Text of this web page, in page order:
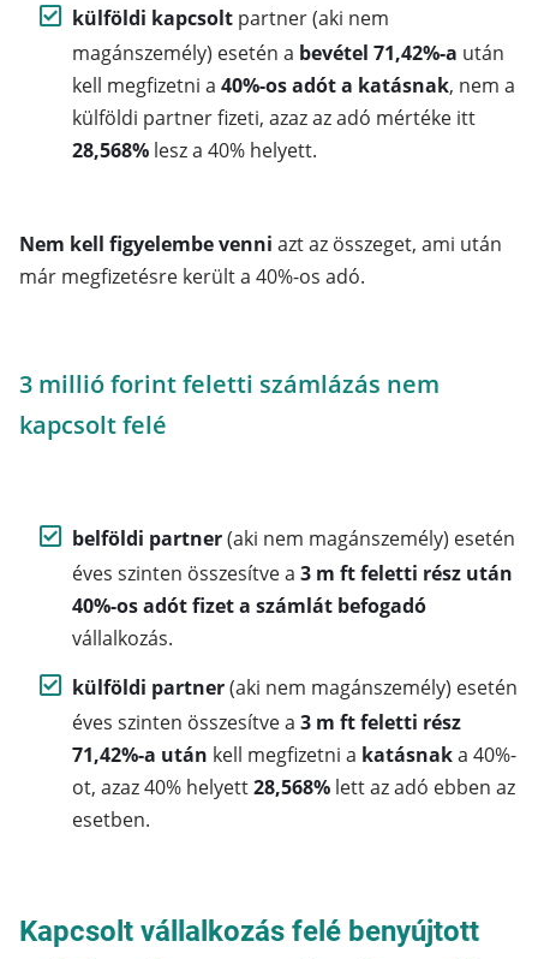
külföldi kapcsolt partner (aki nem
magánszemély) esetén a bevétel 71,42%-a után
kell megfizetni a 40%-os adót a katásnak, nem a
külföldi partner fizeti, azaz az adó mértéke itt
28,568% lesz a 40% helyett.
Nem kell figyelembe venni azt az összeget, ami után
már megfizetésre került a 40%-os adó.
3 millió forint feletti számlázás nem
kapcsolt felé
belföldi partner(aki nem magánszemély) esetén
éves szinten összesítve a 3 m ft feletti rész után
40%-os adót fizet a számlát befogadó
vállalkozás.
külföldi partner(aki nem magánszemély) esetén
éves szinten összesítve a 3 m ft feletti rész
71,42%-a után kell megfizetni a katásnaka 40%-
ot, azaz 40% helyett28,568% lett az adó ebben az
esetben.
Kapcsolt vállalkozás felé benyújtott